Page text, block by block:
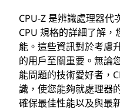
CPU-Z 是辨識處理器代
CPU 規格的詳細了解
能。這些資訊對於考慮
的用戶至關重要。無論
能問題的技術愛好者，
識，使您能夠就處理器
確保最佳性能以及與最